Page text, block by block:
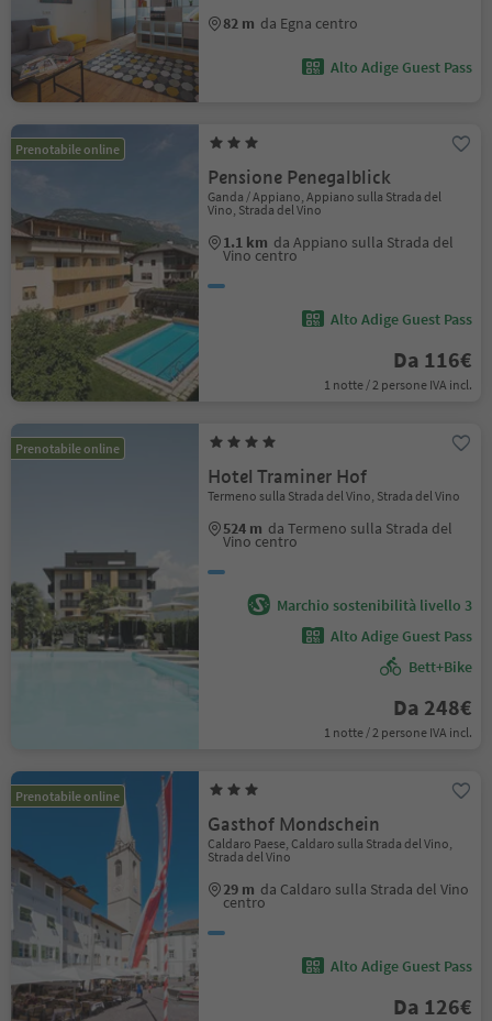
82 m da Egna centro
Alto Adige Guest Pass
Prenotabile online
Pensione Penegalblick
Ganda / Appiano, Appiano sulla Strada del
Vino, Strada del Vino
1.1 km da Appiano sulla Strada del
Vino centro
Alto Adige Guest Pass
Da 116€
1 notte / 2 persone IVA incl.
Prenotabile online
Hotel Traminer Hof
Termeno sulla Strada del Vino, Strada del Vino
524 m da Termeno sulla Strada del
Vino centro
Marchio sostenibilità livello 3
Alto Adige Guest Pass
Bett+Bike
Da 248€
1 notte / 2 persone IVA incl.
Prenotabile online
Gasthof Mondschein
Caldaro Paese, Caldaro sulla Strada del Vino,
Strada del Vino
29 m da Caldaro sulla Strada del Vino
centro
Alto Adige Guest Pass
Da 126€